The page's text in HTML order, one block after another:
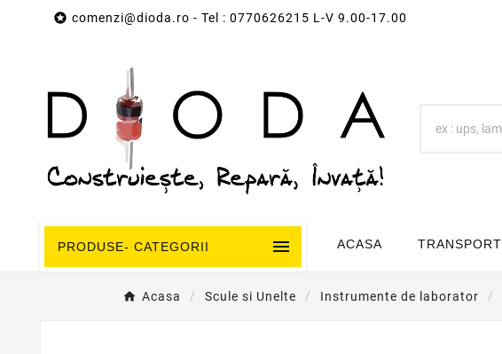
 comenzi@dioda.ro - Tel : 0770626215 L-V 9.00-17.00
PRODUSE- CATEGORII  ACASA TRANSPORT
Acasa Scule si Unelte Instrumente de laborator